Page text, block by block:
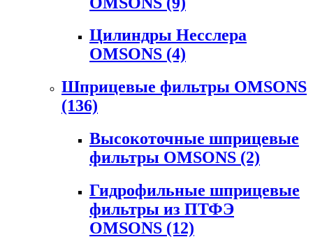
Цилиндры Несслера
OMSONS (4)
Шприцевые фильтры OMSONS
(136)
Высокоточные шприцевые
фильтры OMSONS (2)
Гидрофильные шприцевые
фильтры из ПТФЭ
OMSONS (12)